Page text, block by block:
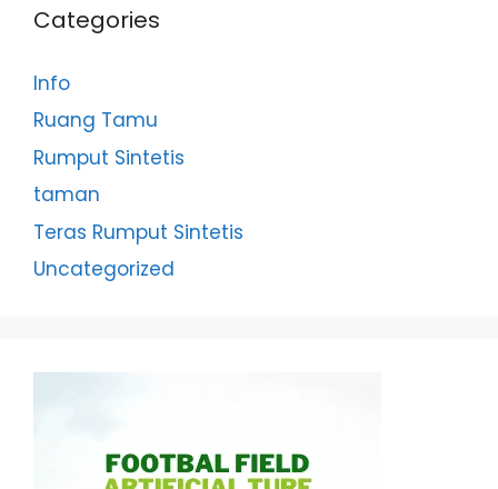
Categories
Info
Ruang Tamu
Rumput Sintetis
taman
Teras Rumput Sintetis
Uncategorized